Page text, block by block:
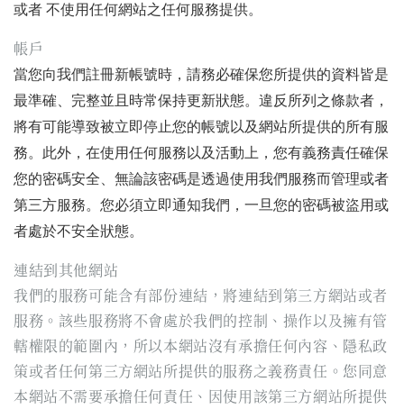
或者 不使用任何網站之任何服務提供。
帳戶
當您向我們註冊新帳號時，請務必確保您所提供的資料皆是
最準確、完整並且時常保持更新狀態。違反所列之條款者，
將有可能導致被立即停止您的帳號以及網站所提供的所有服
務。此外，在使用任何服務以及活動上，您有義務責任確保
您的密碼安全、無論該密碼是透過使用我們服務而管理或者
第三方服務。您必須立即通知我們，一旦您的密碼被盜用或
者處於不安全狀態。
連結到其他網站
我們的服務可能含有部份連結，將連結到第三方網站或者
服務。該些服務將不會處於我們的控制、操作以及擁有管
轄權限的範圍內，所以本網站沒有承擔任何內容、隱私政
策或者任何第三方網站所提供的服務之義務責任。您同意
本網站不需要承擔任何責任、因使用該第三方網站所提供